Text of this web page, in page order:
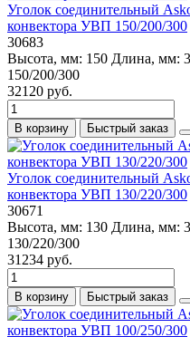
Уголок соединительный
конвектора УВП 150/200/300
30683
Высота, мм: 150 Длина, мм:
150/200/300
32120 руб.
В корзину Быстрый заказ
Уголок соединительный
конвектора УВП 130/220/300
30671
Высота, мм: 130 Длина, мм:
130/220/300
31234 руб.
В корзину Быстрый заказ